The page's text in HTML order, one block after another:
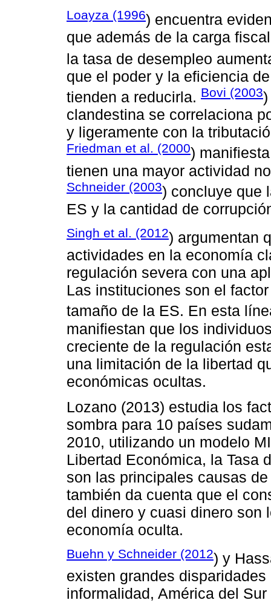
Loayza (1996) encuentra
que además de la carga
la tasa de desempleo
que el poder y la eficiencia
tienden a reducirla. Bovi (2003
clandestina se correlaciona
y ligeramente con la
Friedman et al. (2000)
tienen una mayor actividad
Schneider (2003) concluye que
ES y la cantidad de
Singh et al. (2012) argumentan
actividades en la economía
regulación severa con una
Las instituciones son el
tamaño de la ES. En esta
manifiestan que los
creciente de la regulación
una limitación de la libertad
económicas ocultas.
Lozano (2013) estudia los
sombra para 10 países
2010, utilizando un modelo
Libertad Económica, la Tasa
son las principales causas
también da cuenta que el
del dinero y cuasi dinero son
economía oculta.
Buehn y Schneider (2012) y
existen grandes
informalidad, América del